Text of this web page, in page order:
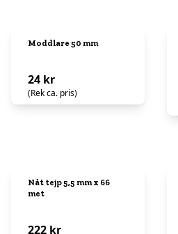
Moddlare 50 mm
24 kr
(Rek ca. pris)
Nåt tejp 5,5 mm x 66
met
222 kr